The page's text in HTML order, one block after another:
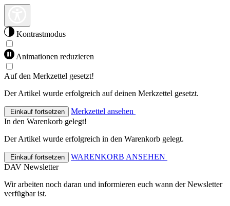
Kontrastmodus
Animationen reduzieren
Auf den Merkzettel gesetzt!
Der Artikel wurde erfolgreich auf deinen Merkzettel gesetzt.
Einkauf fortsetzen
Merkzettel ansehen
In den Warenkorb gelegt!
Der Artikel wurde erfolgreich in den Warenkorb gelegt.
Einkauf fortsetzen
WARENKORB ANSEHEN
DAV Newsletter
Wir arbeiten noch daran und informieren euch wann der Newsletter
verfügbar ist.